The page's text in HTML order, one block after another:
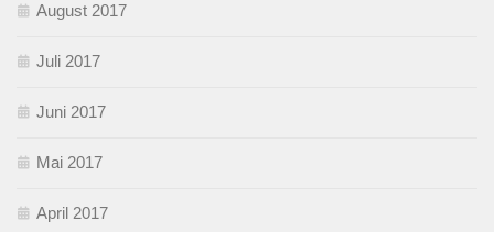
August 2017
Juli 2017
Juni 2017
Mai 2017
April 2017